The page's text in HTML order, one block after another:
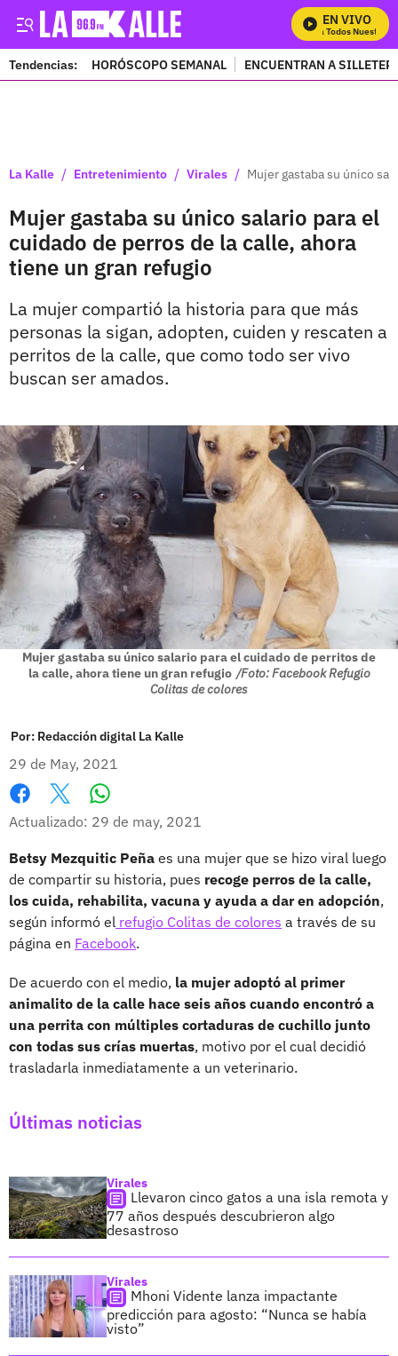
EN VIVO
Mira Todos Nuestros
Tendencias: HORÓSCOPO SEMANAL ENCUENTRAN A
La Kalle / Entretenimiento / Virales / Mujer gastaba su único
Mujer gastaba su único salario para el
cuidado de perros de la calle, ahora
tiene un gran refugio
La mujer compartió la historia para que más
personas la sigan, adopten, cuiden y rescaten a
perritos de la calle, que como todo ser vivo
buscan ser amados.
Mujer gastaba su único salario para el cuidado de perritos de
la calle, ahora tiene un gran refugio /Foto: Facebook Refugio
Colitas de colores
Por: Redacción digital La Kalle
29 de May, 2021
Facebook
X
Actualizado: 29 de may, 2021
Betsy Mezquitic Peña es una mujer que se hizo viral luego
de compartir su historia, pues recoge perros de la calle,
los cuida, rehabilita, vacuna y ayuda a dar en adopción,
según informó el refugio Colitas de colores a través de su
página en Facebook.
De acuerdo con el medio, la mujer adoptó al primer
animalito de la calle hace seis años cuando encontró a
una perrita con múltiples cortaduras de cuchillo junto
con todas sus crías muertas, motivo por el cual decidió
trasladarla inmediatamente a un veterinario.
Últimas noticias
Virales
Llevaron cinco gatos a una isla remota y
77 años después descubrieron algo
desastroso
Virales
Mhoni Vidente lanza impactante
predicción para agosto: “Nunca se había
visto”